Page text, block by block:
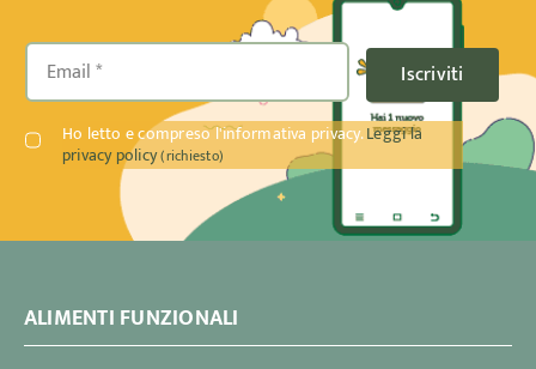
Iscriviti
Ho letto e compreso l'informativa privacy.Leggi la
privacy policy(richiesto)
ALIMENTI FUNZIONALI